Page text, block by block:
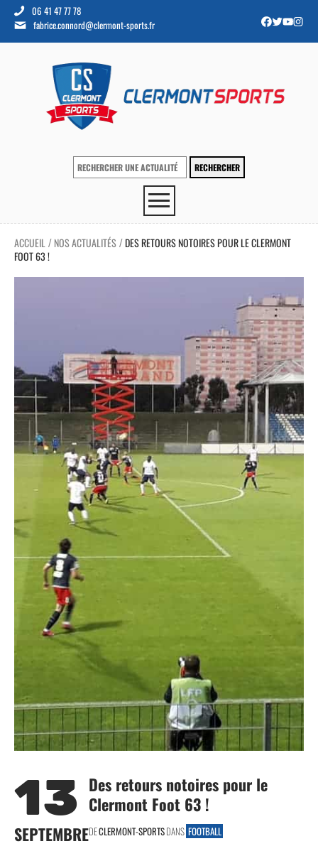
06 41 47 77 78
fabrice.connord@clermont-sports.fr
ACCUEIL / NOS ACTUALITÉS /DES RETOURS NOTOIRES POUR LE CLERMONT
FOOT 63 !
13
SEPTEMBRE
Des retours notoires pour le
Clermont Foot 63 !
DECLERMONT-SPORTSDANS FOOTBALL